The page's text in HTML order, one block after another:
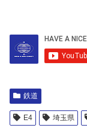
鉄道
E4 埼玉県